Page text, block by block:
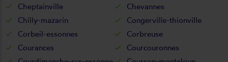
Cheptainville
Chevannes
Chilly-mazarin
Congerville-thionville
Corbeil-essonnes
Corbreuse
Courances
Courcouronnes